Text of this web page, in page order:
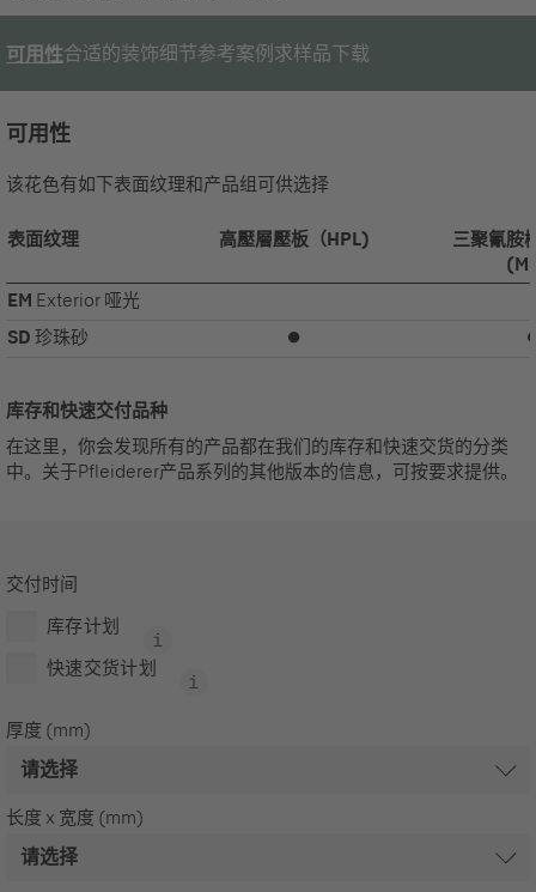
可用性合适的装饰细节参考案例 求样品下载
可用性
该花色有如下表面纹理和产品组可供选择
表面纹理 高壓層壓板（HPL)
三聚氰胺
EM Exterior 哑光
SD 珍珠砂 ⏺
库存和快速交付品种
在这里，你会发现所有的产品都在我们的库存和快速交货的分类
中。关于Pfleiderer产品系列的其他版本的信息，可按要求提供。
交付时间
库存计划
快速交货计划
厚度 (mm)
长度 x 宽度 (mm)